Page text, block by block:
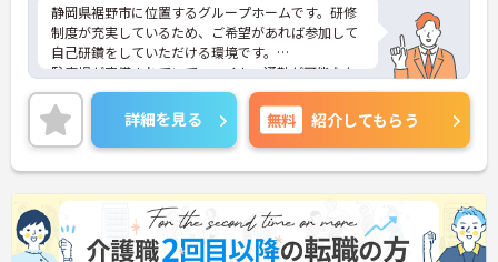
静岡県裾野市に位置するグループホームです。研修
制度が充実しているため、ご希望があれば参加して
自己研鑽をしていただける環境です。
駐車場が完備されていて、マイカー通勤が可能なた
め、通勤に便利です。残業時間はほとんど発生しま
せん。プライベートとメリハリをつけて勤務できま
す。
また、休暇制度が充実しており、産休・育休なども
あるので、小さなお子様がいらっしゃる方も安心し
て働いて頂ける環境です。
ご興味をお持ちの方には、詳細の情報や面接のポイ
ントをお伝えしますのでお気軽にお問い合わせくだ
さい。
詳細を見る 無料 紹介してもらう